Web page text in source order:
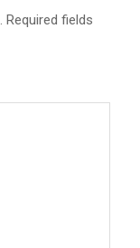
Required fields